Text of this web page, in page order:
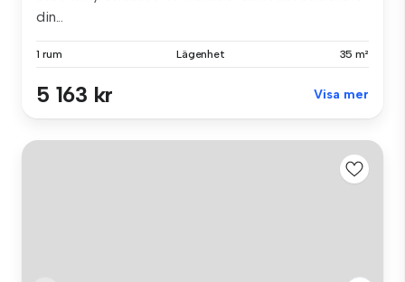
din...
1 rum Lägenhet 35 m²
5 163 kr Visa mer